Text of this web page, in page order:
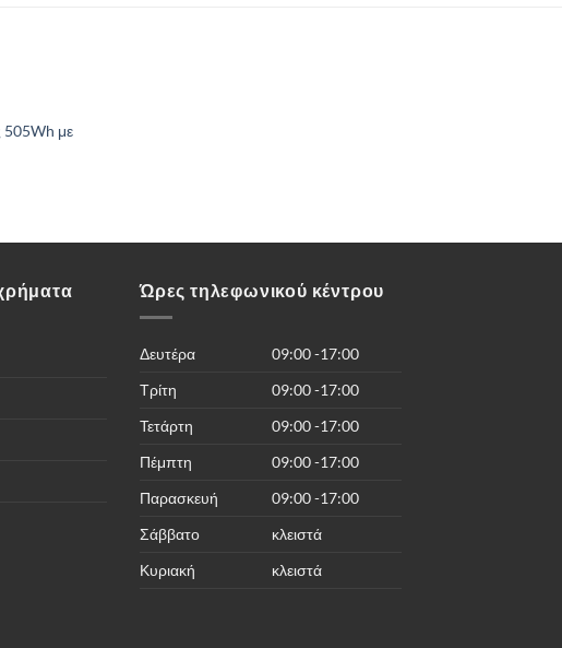
Add to
505Wh με
Ώρες τηλεφωνικού κέντρου
Δευτέρα
09:00 -17:00
Τρίτη
09:00 -17:00
Τετάρτη
09:00 -17:00
Πέμπτη
09:00 -17:00
Παρασκευή
09:00 -17:00
Σάββατο
κλειστά
Κυριακή
κλειστά